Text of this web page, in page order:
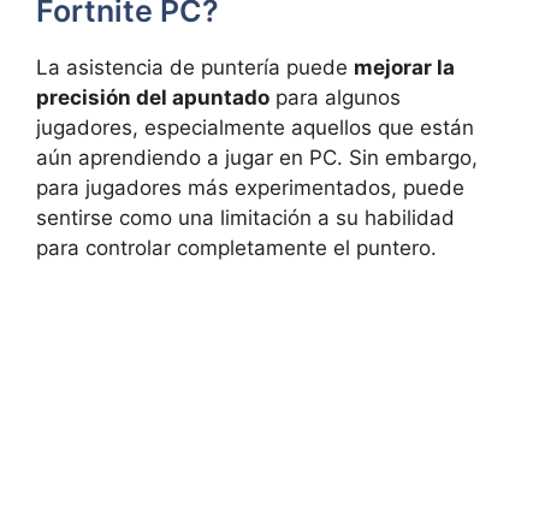
Fortnite PC?
La asistencia de puntería puede mejorar la
precisión del apuntado para algunos
jugadores, especialmente aquellos que están
aún aprendiendo a jugar en PC. Sin embargo,
para jugadores más experimentados, puede
sentirse como una limitación a su habilidad
para controlar completamente el puntero.